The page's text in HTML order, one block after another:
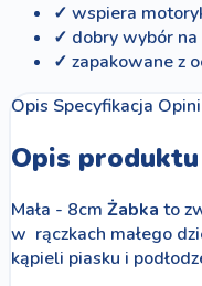
✓ wspiera
✓ dobry wybór na
✓ zapakowane z
Opis Specyfikacja
Opis produktu
Mała - 8cm Żabka to
w rączkach małego
kąpieli piasku i